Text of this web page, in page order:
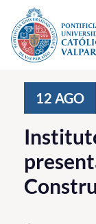
Click acá para ir
Investigación,
PUCV
Vinculación con
12 AGO